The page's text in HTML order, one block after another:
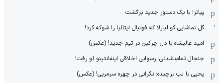
پیاتزا با یک دستور جدید برگشت
گل تماشایی کوالیارلا که فوتبال ایتالیا را شوکه کرد!
امید عالیشاه با دل چرکین در تیم جدید! (عکس)
جنجال تمام‌نشدنی:‌ رسوایی اخلاقی اینفانتینو لو رفت!
یحیی با لب برچیده: نگرانی در چهره سرمربی! (عکس)